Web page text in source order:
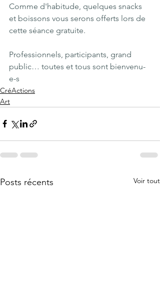
Comme d'habitude, quelques snacks
et boissons vous serons offerts lors de
cette séance gratuite.
Professionnels, participants, grand
public… toutes et tous sont bienvenu-
e-s
CréActions
Art
Posts récents Voir tout